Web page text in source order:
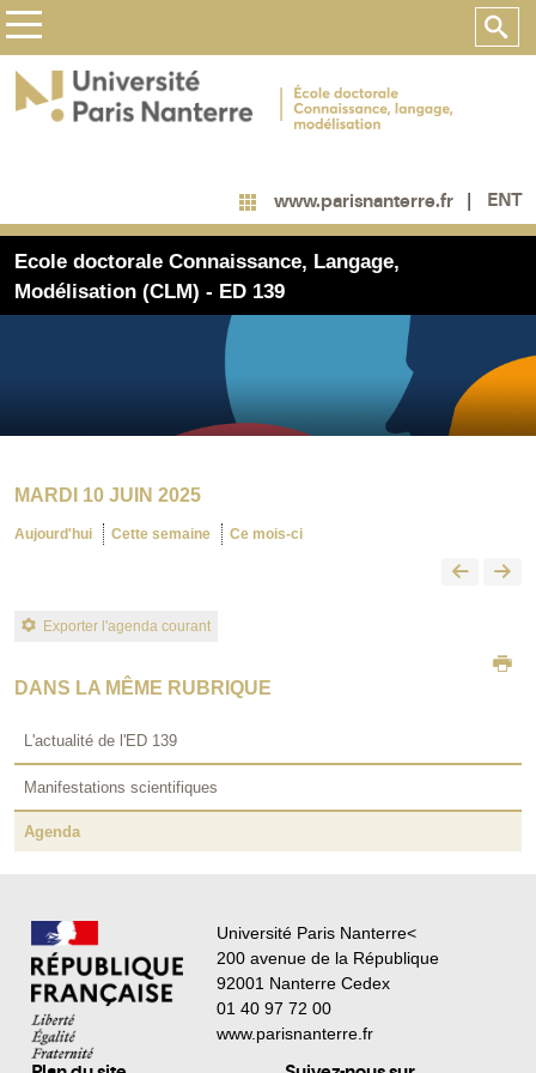
www.parisnanterre.fr ENT
Ecole doctorale Connaissance, Langage,
Modélisation (CLM) - ED 139
MARDI 10 JUIN 2025
Aujourd'hui Cette semaine Ce mois-ci
Exporter l'agenda courant
DANS LA MÊME RUBRIQUE
L'actualité de l'ED 139
Manifestations scientifiques
Agenda
Université Paris Nanterre<
200 avenue de la République
92001 Nanterre Cedex
01 40 97 72 00
www.parisnanterre.fr